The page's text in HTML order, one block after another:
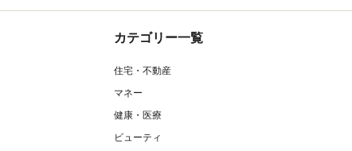
カテゴリー一覧
住宅・不動産
マネー
健康・医療
ビューティ